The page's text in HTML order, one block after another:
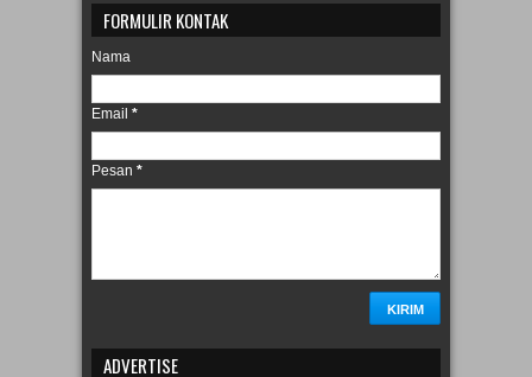
FORMULIR KONTAK
Nama
Email *
Pesan *
ADVERTISE